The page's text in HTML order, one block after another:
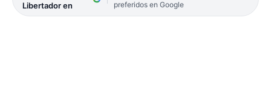
Libertador en
preferidos en Google